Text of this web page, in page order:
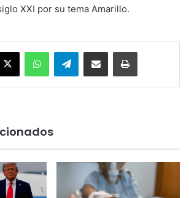
XXI por su tema Amarillo.
X WhatsAppTelegramEnviar vía email Imprimir